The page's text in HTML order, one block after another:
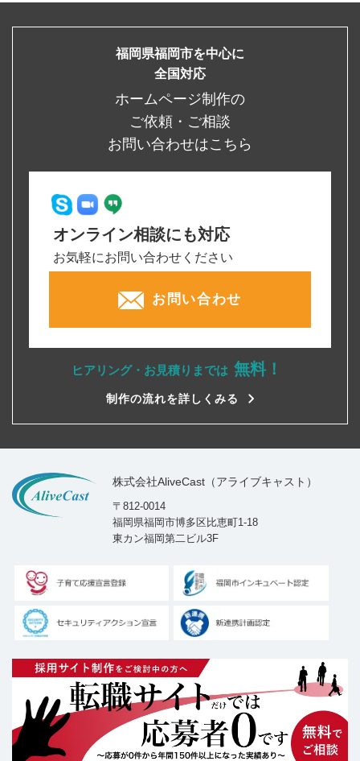
福岡県福岡市を中心に
全国対応
ホームページ制作の
ご依頼・ご相談
お問い合わせはこちら
オンライン相談にも対応
お気軽にお問い合わせください
お問い合わせ
ヒアリング・お見積りまでは 無料！
制作の流れを詳しくみる
株式会社AliveCast（アライブキャスト）
〒812-0014
福岡県福岡市博多区比恵町1-18
東カン福岡第二ビル3F